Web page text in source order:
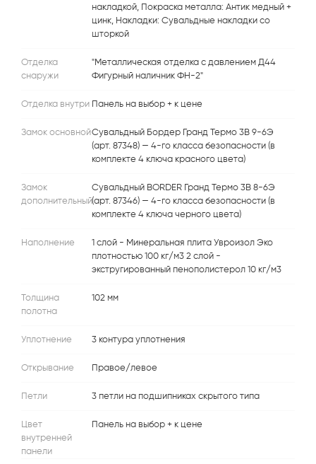
накладкой, Покраска металла: Антик медный +
цинк, Накладки: Сувальдные накладки со
шторкой
Отделка
снаружи
"Металлическая отделка с давлением Д44
Фигурный наличник ФН-2"
Отделка внутри Панель на выбор + к цене
Замок основнойСувальдный Бордер Гранд Термо 3В 9-6Э
(арт. 87348) — 4-го класса безопасности (в
комплекте 4 ключа красного цвета)
Замок
дополнительный
Сувальдный BORDER Гранд Термо 3В 8-6Э
(арт. 87346) — 4-го класса безопасности (в
комплекте 4 ключа черного цвета)
Наполнение
1 слой - Минеральная плита Увроизол Эко
плотностью 100 кг/м3 2 слой -
экстругированный пенополистерол 10 кг/м3
Толщина
полотна
102 мм
Уплотнение 3 контура уплотнения
Открывание Правое/левое
Петли 3 петли на подшипниках скрытого типа
Цвет
внутренней
панели
Панель на выбор + к цене